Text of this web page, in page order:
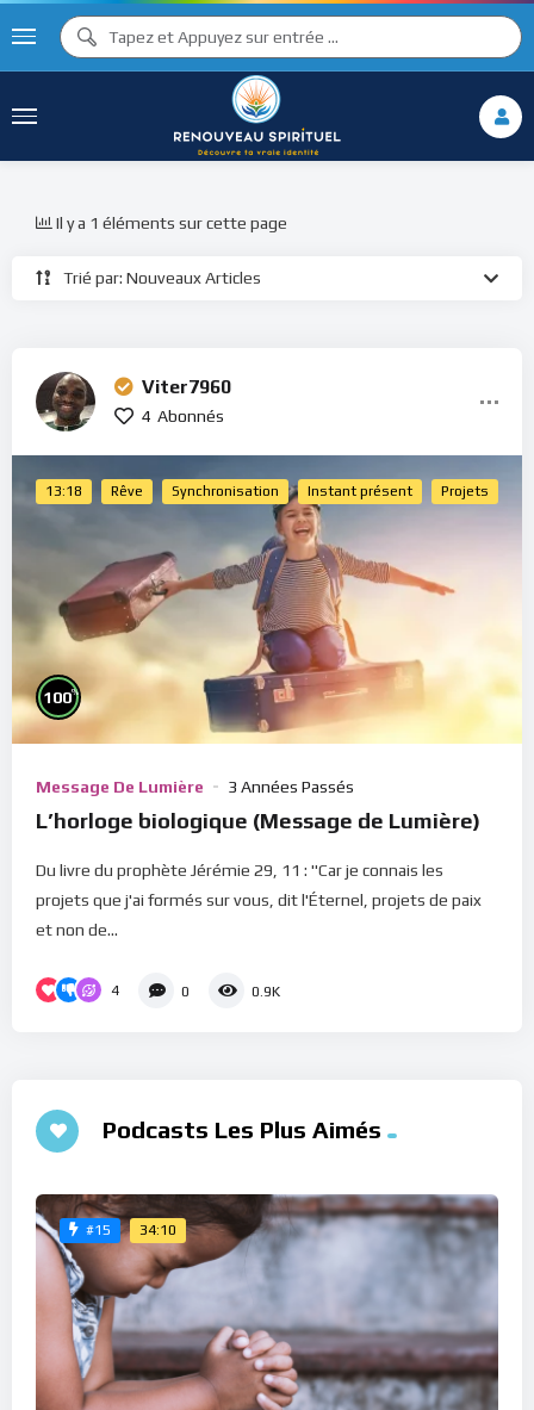
Trié par: Nouveaux Articles
Il y a 1 éléments sur cette page
Viter7960
4 Abonnés
13:18 Rêve Synchronisation Instant présent Projets
100%
Message De Lumière 3 Années Passés
L’horloge biologique (Message de Lumière)
Du livre du prophète Jérémie 29, 11 : "Car je connais les
projets que j'ai formés sur vous, dit l'Éternel, projets de paix
et non de...
4 0 0.9K
Podcasts Les Plus Aimés
#15 34:10